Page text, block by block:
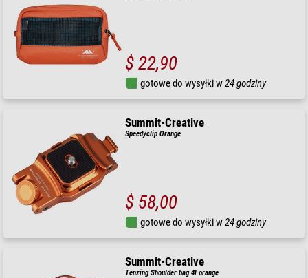
$ 22,90
gotowe do wysyłki w24 godziny
Summit-Creative
Speedyclip Orange
$ 58,00
gotowe do wysyłki w24 godziny
Summit-Creative
Tenzing Shoulder bag 4l orange